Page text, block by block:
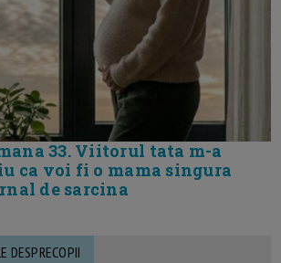
33. Viitorul tata m-a
ca voi fi o mama singura
de sarcina
DESPRECOPII